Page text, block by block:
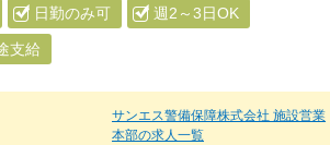
日勤のみ可 週2～3日OK
支給
サンエス警備保障株式会社 施設営業
本部の求人一覧